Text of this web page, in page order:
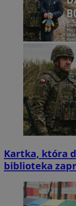
Kartka, która
biblioteka